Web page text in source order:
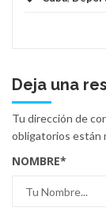
Deja una
Tu dirección de
obligatorios están
NOMBRE*